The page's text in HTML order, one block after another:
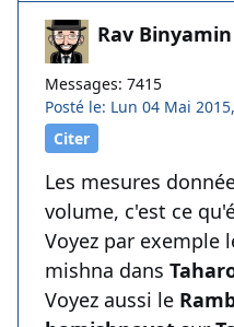
Rav
Messages: 7415
Posté le: Lun 04 Mai
Citer
Les mesures
volume, c'est ce
Voyez par exemple
mishna dans
Voyez aussi le